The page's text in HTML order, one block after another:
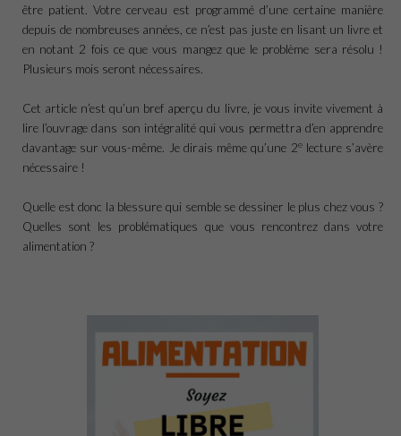
être patient. Votre cerveau est programmé d’une certaine manière
depuis de nombreuses années, ce n’est pas juste en lisant un livre et
en notant 2 fois ce que vous mangez que le problème sera résolu !
Plusieurs mois seront nécessaires.
Cet article n’est qu’un bref aperçu du livre, je vous invite vivement à
lire l’ouvrage dans son intégralité qui vous permettra d’en apprendre
davantage sur vous-même. Je dirais même qu’une 2electure s’avère
nécessaire !
Quelle est donc la blessure qui semble se dessiner le plus chez vous ?
Quelles sont les problématiques que vous rencontrez dans votre
alimentation ?